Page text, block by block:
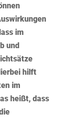
im
und
hilft
im
heißt, dass